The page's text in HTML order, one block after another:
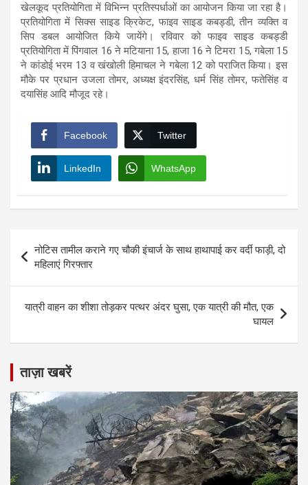
खेलकूद प्रतियोगिता में विभिन्न प्रतिस्पर्धाओं का आयोजन किया जा रहा है।
प्रतियोगिता में सिक्स साइड क्रिकेट, फाइव साइड कबड्डी, तीन व्यक्ति व
सिप डबल आयोजित किये जायेंगे। रविवार को फाइव साइड कबड्डी
प्रतियोगिता में पिंगवाल 16 ने मटियाना 15, हाजा 16 ने टिमरा 15, गबेला 15
ने कांडोई भरम 13 व खंखोली हिमाचल ने गबेला 12 को पराजित किया। इस
मौके पर प्रधान उजला तोमर, अध्यक्ष इंदरसिंह, धर्म सिंह तोमर, फतेसिंह व
दयासिंह आदि मौजूद रहे।
Facebook Twitter
LinkedIn WhatsApp
Post
navigation
नोटिस तामील कराने गए चौकी इंचार्ज के साथ हाथापाई कर वर्दी फाड़ी, दो
महिलाएं गिरफ्तार
यात्री वाहन का शीशा तोड़कर पत्थर अंदर घुसा, एक यात्री की मौत, एक
घायल
ताज़ा खबरें